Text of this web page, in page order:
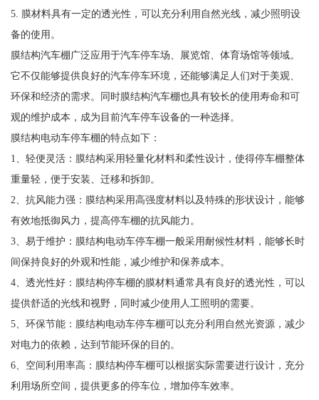
5. 膜材料具有一定的透光性，可以充分利用自然光线，减少照明设
备的使用。
膜结构汽车棚广泛应用于汽车停车场、展览馆、体育场馆等领域。
它不仅能够提供良好的汽车停车环境，还能够满足人们对于美观、
环保和经济的需求。同时膜结构汽车棚也具有较长的使用寿命和可
观的维护成本，成为目前汽车停车设备的一种选择。
膜结构电动车停车棚的特点如下：
1、轻便灵活：膜结构采用轻量化材料和柔性设计，使得停车棚整体
重量轻，便于安装、迁移和拆卸。
2、抗风能力强：膜结构采用高强度材料以及特殊的形状设计，能够
有效地抵御风力，提高停车棚的抗风能力。
3、易于维护：膜结构电动车停车棚一般采用耐候性材料，能够长时
间保持良好的外观和性能，减少维护和保养成本。
4、透光性好：膜结构停车棚的膜材料通常具有良好的透光性，可以
提供舒适的光线和视野，同时减少使用人工照明的需要。
5、环保节能：膜结构电动车停车棚可以充分利用自然光资源，减少
对电力的依赖，达到节能环保的目的。
6、空间利用率高：膜结构停车棚可以根据实际需要进行设计，充分
利用场所空间，提供更多的停车位，增加停车效率。